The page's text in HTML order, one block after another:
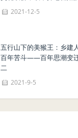
2021-12-5
五行山下的美猴王：乡建
百年苦斗——百年思潮变
二
2021-9-5